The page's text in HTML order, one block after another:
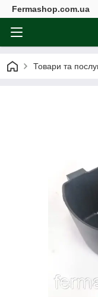
Fermashop.com.ua
Товари та